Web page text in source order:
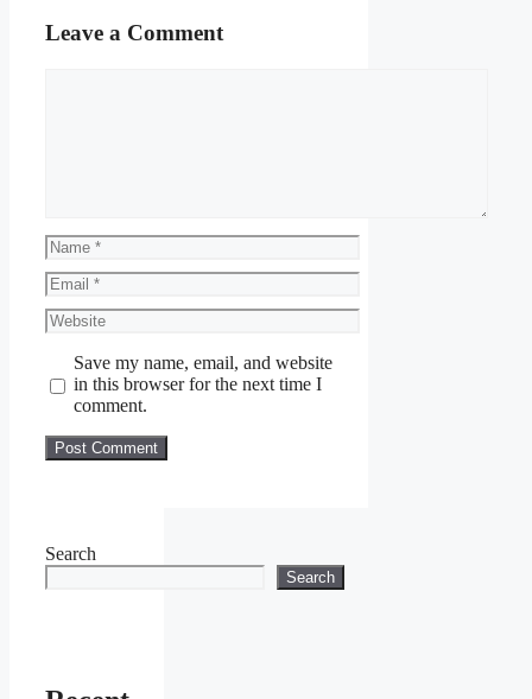
Leave a Comment
Name
Email
Website
Save my name, email, and website
in this browser for the next time I
comment.
Search
Search